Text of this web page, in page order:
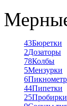
43Бюретки
2Дозаторы
78Колбы
5Мензурки
6
44Пипетки
25Пробирки